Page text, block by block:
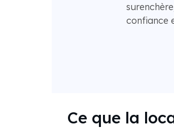
confiance
Ce que la